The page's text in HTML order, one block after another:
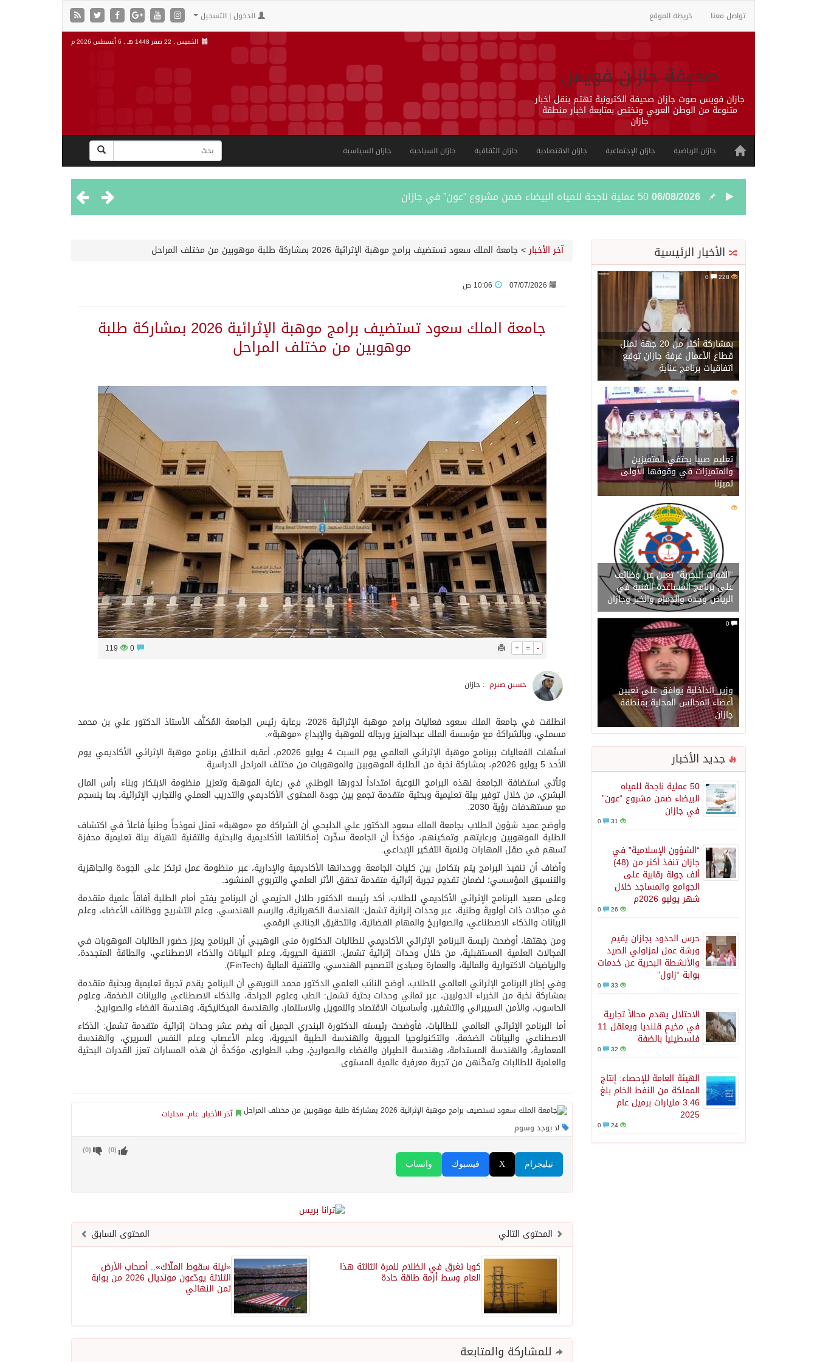
تواصل معنا خريطة الموقع الدخول | التسجيل
صحيفة جازان فويس
جازان فويس صوت جازان صحيفة الكترونية تهتم بنقل اخبار
متنوعة من الوطن العربي وتختص بمتابعة اخبار منطقة
جازان
الخميس , 22 صفر 1448 هـ , 6 أغسطس 2026 م
جازان الرياضية جازان الإجتماعية جازان الاقتصادية جازان الثقافية جازان السياحية جازان السياسية
06/08/202650 عملية ناجحة للمياه البيضاء ضمن مشروع “عون” في جازان
06/08/2026حرس الحدود بجازان يقيم ورشة عمل لمزاولي الصيد والأنشطة البحرية عن خدمات بوابة “زاول”
06/08/2026الاحتلال يهدم محالاً تجارية في مخيم قلنديا ويعتقل 11 فلسطينياً بالضفة
06/08/2026الهيئة العامة للإحصاء: إنتاج المملكة من النفط الخام بلغ 3.46 مليارات برميل عام 2025
06/08/2026«الصحة العالمية» تحذر: إيبولا يتسارع في الكونغو ويتجاوز قدرات الاستجابة
06/08/2026«لدينا كميات هائلة».. ترامب يرد على تقارير نفاد الصواريخ الدقيقة بعد حرب إيران والبنتاغون يلتزم الصمت
06/08/2026مركز “استدامة” بجازان يستعرض نظم وتقنيات الري الزراعية
06/08/2026أمير منطقة جازان يكرّم ثلاثة مواطنين لتبرعهم بأجزاء من أعضائهم
06/08/2026القبض على مواطن لنقله (11) مخالفًا لنظام أمن الحدود بمنطقة جازان
الأخبار الرئيسية
228
بمشاركة أكثر من 20 جهة تمثل
قطاع الأعمال غرفة جازان توقع
اتفاقيات برنامج عناية
202
تعليم صبيا يحتفي المتميزين
والمتميزات في وقوفها الأولى
تميزنا
201
“القوات البحرية” تعلن عن وظائف
على برنامج المساعدة الفنية في
الرياض وجدة والدمام والخبر وجازان
وزير_الداخلية يوافق على تعيين
أعضاء المجالس المحلية بمنطقة
جازان
جديد الأخبار
50 عملية ناجحة للمياه
البيضاء ضمن مشروع “عون”
في جازان
31
“الشؤون الإسلامية” في
جازان تنفذ أكثر من (48)
ألف جولة رقابية على
الجوامع والمساجد خلال
شهر يوليو 2026م
26
حرس الحدود بجازان يقيم
ورشة عمل لمزاولي الصيد
والأنشطة البحرية عن خدمات
بوابة “زاول”
33
الاحتلال يهدم محالاً تجارية
في مخيم قلنديا ويعتقل 11
فلسطينياً بالضفة
32
الهيئة العامة للإحصاء: إنتاج
المملكة من النفط الخام بلغ
3.46 مليارات برميل عام
2025
24
آخر الأخبار>جامعة الملك سعود تستضيف برامج موهبة الإثرائية 2026 بمشاركة طلبة موهوبين من مختلف المراحل
07/07/2026
جامعة الملك سعود تستضيف برامج موهبة الإثرائية 2026 بمشاركة طلبة
موهوبين من مختلف المراحل
+ = -
0
119
حسين صيرم : جازان
انطلقت في جامعة الملك سعود فعاليات برامج موهبة الإثرائية 2026، برعاية رئيس الجامعة المُكلَّف الأستاذ الدكتور علي بن محمد
مسملي، وبالشراكة مع مؤسسة الملك عبدالعزيز ورجاله للموهبة والإبداع «موهبة».
استُهلت الفعاليات ببرنامج موهبة الإثرائي العالمي يوم السبت 4 يوليو 2026م، أعقبه انطلاق برنامج موهبة الإثرائي الأكاديمي يوم
الأحد 5 يوليو 2026م، بمشاركة نخبة من الطلبة الموهوبين والموهوبات من مختلف المراحل الدراسية.
وتأتي استضافة الجامعة لهذه البرامج النوعية امتداداً لدورها الوطني في رعاية الموهبة وتعزيز منظومة الابتكار وبناء رأس المال
البشري، من خلال توفير بيئة تعليمية وبحثية متقدمة تجمع بين جودة المحتوى الأكاديمي والتدريب العملي والتجارب الإثرائية، بما ينسجم
مع مستهدفات رؤية 2030.
وأوضح عميد شؤون الطلاب بجامعة الملك سعود الدكتور علي الدلبحي أن الشراكة مع «موهبة» تمثل نموذجاً وطنياً فاعلاً في اكتشاف
الطلبة الموهوبين ورعايتهم وتمكينهم، مؤكداً أن الجامعة سخّرت إمكاناتها الأكاديمية والبحثية والتقنية لتهيئة بيئة تعليمية محفزة
تسهم في صقل المهارات وتنمية التفكير الإبداعي.
وأضاف أن تنفيذ البرامج يتم بتكامل بين كليات الجامعة ووحداتها الأكاديمية والإدارية، عبر منظومة عمل ترتكز على الجودة والجاهزية
والتنسيق المؤسسي؛ لضمان تقديم تجربة إثرائية متقدمة تحقق الأثر العلمي والتربوي المنشود.
وعلى صعيد البرنامج الإثرائي الأكاديمي للطلاب، أكد رئيسه الدكتور طلال الحزيمي أن البرنامج يفتح أمام الطلبة آفاقاً علمية متقدمة
في مجالات ذات أولوية وطنية، عبر وحدات إثرائية تشمل: الهندسة الكهربائية، والرسم الهندسي، وعلم التشريح ووظائف الأعضاء، وعلم
البيانات والذكاء الاصطناعي، والصواريخ والمهام الفضائية، والتحقيق الجنائي الرقمي.
ومن جهتها، أوضحت رئيسة البرنامج الإثرائي الأكاديمي للطالبات الدكتورة منى الوهيبي أن البرنامج يعزز حضور الطالبات الموهوبات في
المجالات العلمية المستقبلية، من خلال وحدات إثرائية تشمل: التقنية الحيوية، وعلم البيانات والذكاء الاصطناعي، والطاقة المتجددة،
والرياضيات الاكتوارية والمالية، والعمارة ومبادئ التصميم الهندسي، والتقنية المالية (FinTech).
وفي إطار البرنامج الإثرائي العالمي للطلاب، أوضح النائب العلمي الدكتور محمد النويهي أن البرنامج يقدم تجربة تعليمية وبحثية متقدمة
بمشاركة نخبة من الخبراء الدوليين، عبر ثماني وحدات بحثية تشمل: الطب وعلوم الجراحة، والذكاء الاصطناعي والبيانات الضخمة، وعلوم
الحاسوب، والأمن السيبراني والتشفير، وأساسيات الاقتصاد والتمويل والاستثمار، والهندسة الميكانيكية، وهندسة الفضاء والصواريخ.
أما البرنامج الإثرائي العالمي للطالبات، فأوضحت رئيسته الدكتورة البندري الجميل أنه يضم عشر وحدات إثرائية متقدمة تشمل: الذكاء
الاصطناعي والبيانات الضخمة، والتكنولوجيا الحيوية والهندسة الطبية الحيوية، وعلم الأعصاب وعلم النفس السريري، والهندسة
المعمارية، والهندسة المستدامة، وهندسة الطيران والفضاء والصواريخ، وطب الطوارئ، مؤكدةً أن هذه المسارات تعزز القدرات البحثية
والعلمية للطالبات وتمكّنهن من تجربة معرفية عالمية المستوى.
آخر الأخبار, عام, محليات
لا يوجد وسوم
واتساب فيسبوك X تيليجرام
(
0
) (
0
)
المحتوى السابق
المحتوى التالي
«ليلة سقوط الملّاك».. أصحاب الأرض
الثلاثة يودّعون مونديال 2026 من بوابة
ثمن النهائي
كوبا تغرق في الظلام للمرة الثالثة هذا
العام وسط أزمة طاقة حادة
للمشاركة والمتابعة